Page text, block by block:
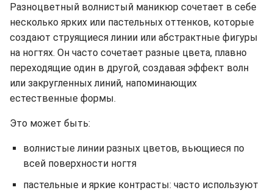
Разноцветный волнистый маникюр сочетает в себе
несколько ярких или пастельных оттенков, которые
создают струящиеся линии или абстрактные фигуры
на ногтях. Он часто сочетает разные цвета, плавно
переходящие один в другой, создавая эффект волн
или закругленных линий, напоминающих
естественные формы.
Это может быть:
волнистые линии разных цветов, вьющиеся по
всей поверхности ногтя
пастельные и яркие контрасты: часто используют